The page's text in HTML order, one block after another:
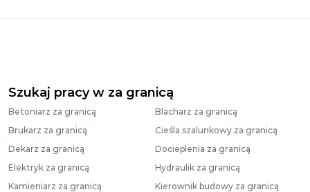
Szukaj pracy w za granicą
Betoniarz za granicą
Blacharz za granicą
Brukarz za granicą
Cieśla szalunkowy za granicą
Dekarz za granicą
Docieplenia za granicą
Elektryk za granicą
Hydraulik za granicą
Kamieniarz za granicą
Kierownik budowy za granicą